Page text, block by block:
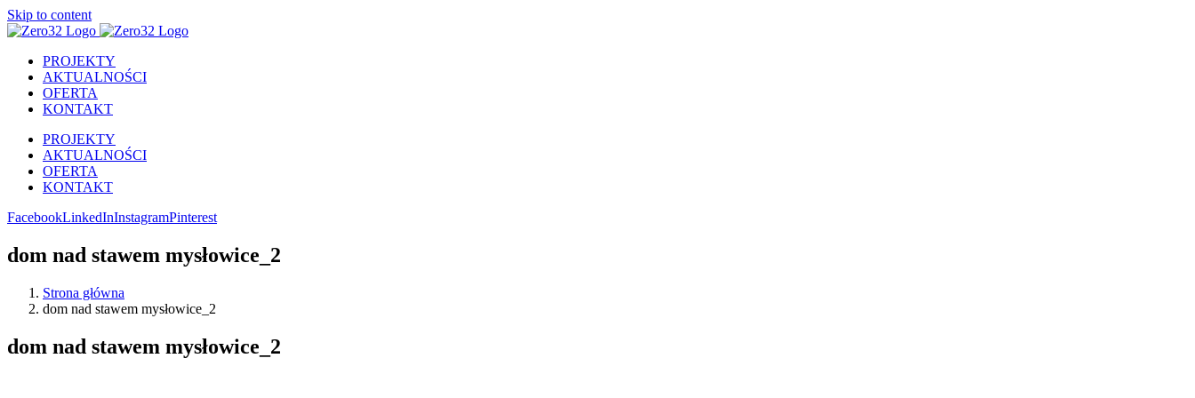
Skip to content
PROJEKTY
AKTUALNOŚCI
OFERTA
KONTAKT
PROJEKTY
AKTUALNOŚCI
OFERTA
KONTAKT
FacebookLinkedInInstagramPinterest
dom nad stawem mysłowice_2
Strona główna
dom nad stawem mysłowice_2
dom nad stawem mysłowice_2